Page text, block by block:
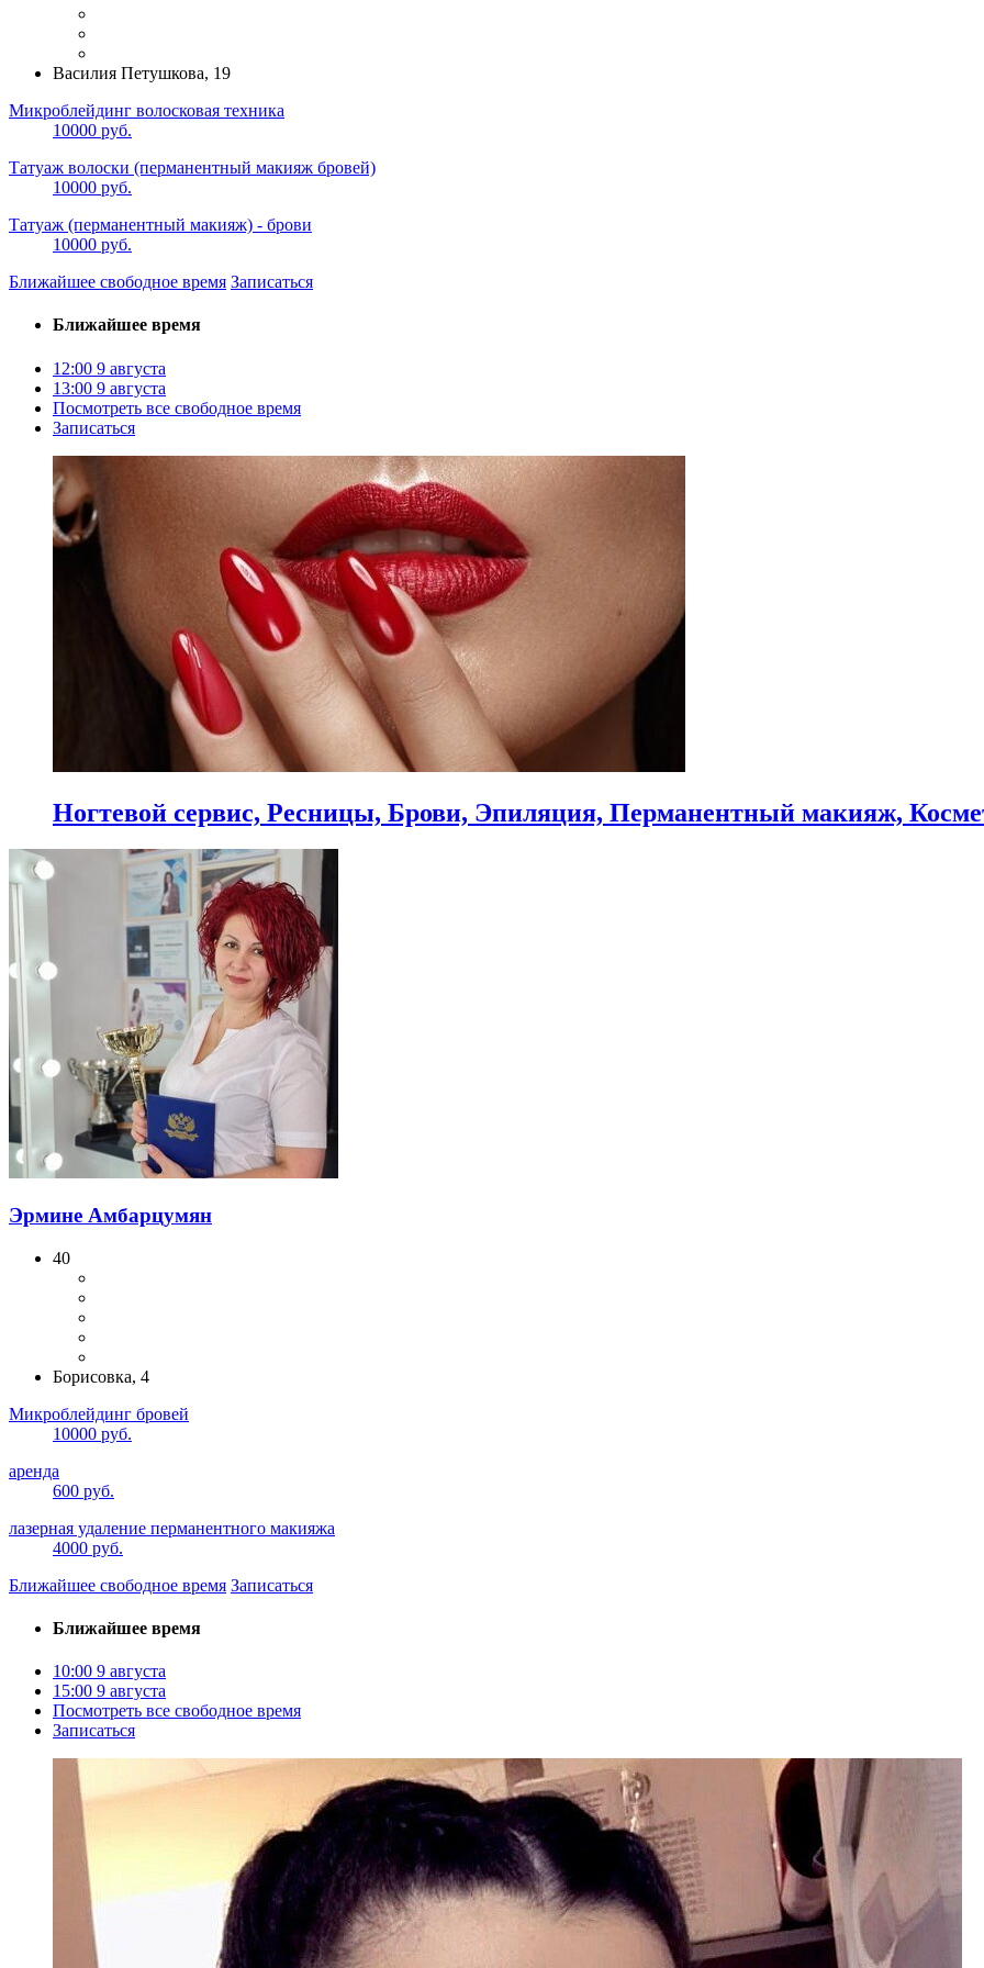
Василия Петушкова, 19
Микроблейдинг волосковая техника
10000 руб.
Татуаж волоски (перманентный макияж бровей)
10000 руб.
Татуаж (перманентный макияж) - брови
10000 руб.
Ближайшее свободное время Записаться
Ближайшее время
12:00 9 августа
13:00 9 августа
Посмотреть все свободное время
Записаться
Ногтевой сервис, Ресницы, Брови, Эпиляция, Перманентный макияж,
Эрмине Амбарцумян
40
Борисовка, 4
Микроблейдинг бровей
10000 руб.
аренда
600 руб.
лазерная удаление перманентного макияжа
4000 руб.
Ближайшее свободное время Записаться
Ближайшее время
10:00 9 августа
15:00 9 августа
Посмотреть все свободное время
Записаться